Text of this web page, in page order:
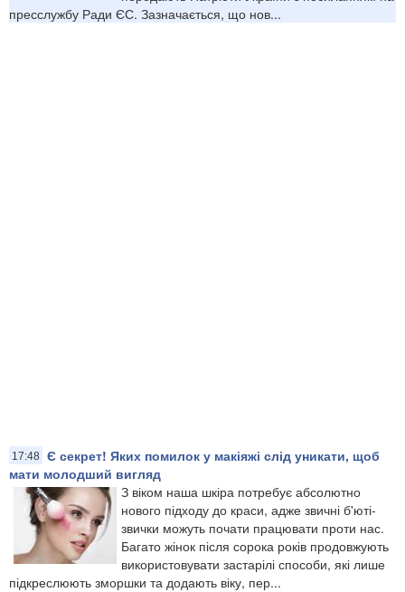
пресслужбу Ради ЄС. Зазначається, що нов...
17:48 Є секрет! Яких помилок у макіяжі слід уникати, щоб
мати молодший вигляд
З віком наша шкіра потребує абсолютно
нового підходу до краси, адже звичні б'юті-
звички можуть почати працювати проти нас.
Багато жінок після сорока років продовжують
використовувати застарілі способи, які лише
підкреслюють зморшки та додають віку, пер...